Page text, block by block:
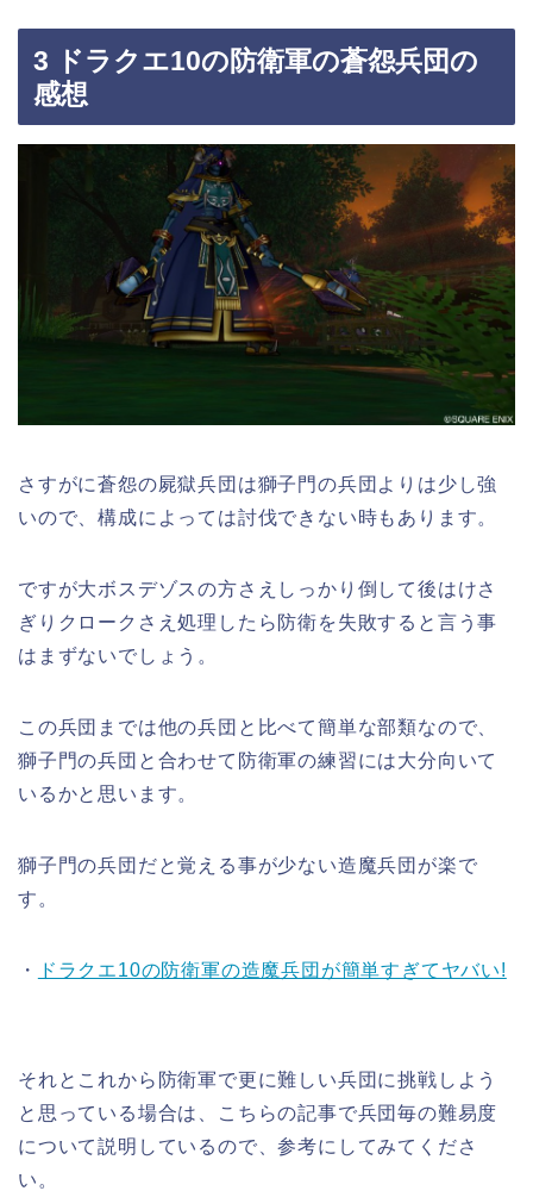
3 ドラクエ10の防衛軍の蒼怨兵団の
感想
さすがに蒼怨の屍獄兵団は獅子門の兵団よりは少し強
いので、構成によっては討伐できない時もあります。
ですが大ボスデゾスの方さえしっかり倒して後はけさ
ぎりクロークさえ処理したら防衛を失敗すると言う事
はまずないでしょう。
この兵団までは他の兵団と比べて簡単な部類なので、
獅子門の兵団と合わせて防衛軍の練習には大分向いて
いるかと思います。
獅子門の兵団だと覚える事が少ない造魔兵団が楽で
す。
・ ドラクエ10の防衛軍の造魔兵団が簡単すぎてヤバい!
それとこれから防衛軍で更に難しい兵団に挑戦しよう
と思っている場合は、こちらの記事で兵団毎の難易度
について説明しているので、参考にしてみてくださ
い。